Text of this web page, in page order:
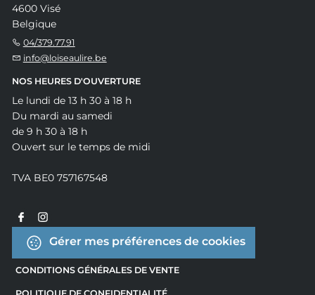
4600 Visé
Belgique
04/379.77.91
info@loiseaulire.be
NOS HEURES D'OUVERTURE
Le lundi de 13 h 30 à 18 h
Du mardi au samedi
de 9 h 30 à 18 h
Ouvert sur le temps de midi
TVA BE0 757167548
Gérer mes préférences de cookies
CONDITIONS GÉNÉRALES DE VENTE